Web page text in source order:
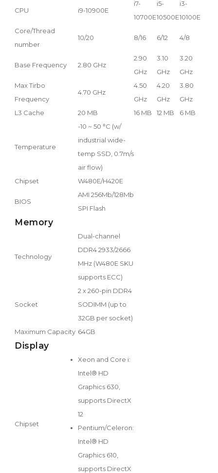
CPU i9-10900E
i7-
10700E
i5-
10500E
i3-
10100E
Core/Thread
number
10/20 8/16 6/12 4/8
Base Frequency 2.80 GHz
2.90
GHz
3.10
GHz
3.20
GHz
Max Tirbo
Frequency
4.70 GHz
4.50
GHz
4.20
GHz
3.80
GHz
L3 Cache
20 MB 16 MB 12 MB 6 MB
Temperature
-10 ~ 50 °C (w/
industrial wide-
temp SSD, 0.7m/s
air flow)
Chipset
W480E/H420E
BIOS
AMI 256Mb/128Mb
SPI Flash
Memory
Technology
Dual-channel
DDR4 2933/2666
MHz (W480E SKU
supports ECC)
Socket
2 x 260-pin DDR4
SODIMM (up to
32GB per socket)
Maximum Capacity 64GB
Display
Chipset
Xeon and Core i:
Intel® HD
Graphics 630,
supports DirectX
12
Pentium/Celeron:
Intel® HD
Graphics 610,
supports DirectX